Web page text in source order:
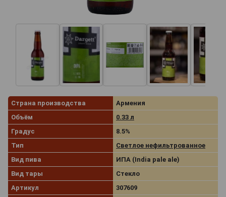
Страна производства
Армения
Объём
0.33 л
Градус
8.5%
Тип
Светлое нефильтрованное
Вид пива
ИПА (India pale ale)
Вид тары
Стекло
Артикул
307609